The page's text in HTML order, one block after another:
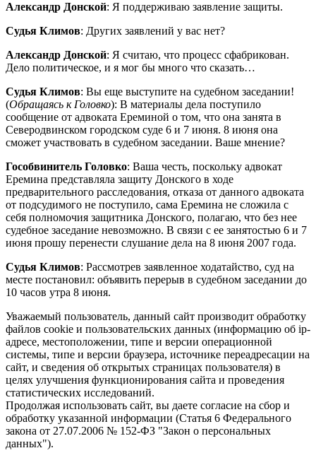
Александр Донской: Я поддерживаю заявление защиты.
Судья Климов: Других заявлений у вас нет?
Александр Донской: Я считаю, что процесс сфабрикован.
Дело политическое, и я мог бы много что сказать…
Судья Климов: Вы еще выступите на судебном заседании!
(Обращаясь к Головко): В материалы дела поступило
сообщение от адвоката Ереминой о том, что она занята в
Северодвинском городском суде 6 и 7 июня. 8 июня она
сможет участвовать в судебном заседании. Ваше мнение?
Гособвинитель Головко: Ваша честь, поскольку адвокат
Еремина представляла защиту Донского в ходе
предварительного расследования, отказа от данного адвоката
от подсудимого не поступило, сама Еремина не сложила с
себя полномочия защитника Донского, полагаю, что без нее
судебное заседание невозможно. В связи с ее занятостью 6 и 7
июня прошу перенести слушание дела на 8 июня 2007 года.
Судья Климов: Рассмотрев заявленное ходатайство, суд на
месте постановил: объявить перерыв в судебном заседании до
10 часов утра 8 июня.
Уважаемый пользователь, данный сайт производит обработку
файлов cookie и пользовательских данных (информацию об ip-
адресе, местоположении, типе и версии операционной
системы, типе и версии браузера, источнике переадресации на
сайт, и сведения об открытых страницах пользователя) в
целях улучшения функционирования сайта и проведения
статистических исследований.
Продолжая использовать сайт, вы даете согласие на сбор и
обработку указанной информации (Статья 6 Федерального
закона от 27.07.2006 № 152-ФЗ "Закон о персональных
данных").